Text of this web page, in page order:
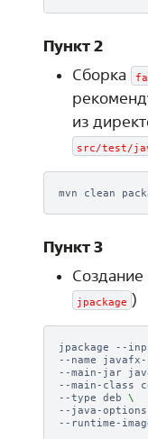
Пункт 2
Сборка
из
src/test/
mvn clean
Пункт 3
Создание
jpackage )
jpackage --
--name
javafx-
--main-jar
--main-class
--type deb \
--java-options
--runtime-